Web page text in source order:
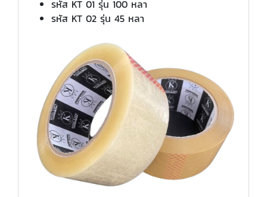
รหัส KT 01 รุ่น 100 หลา
รหัส KT 02 รุ่น 45 หลา